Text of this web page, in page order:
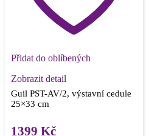
Přidat do oblíbených
Zobrazit detail
Guil PST-AV/2, výstavní cedule
25×33 cm
1399 Kč